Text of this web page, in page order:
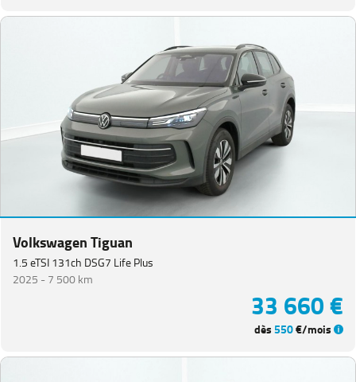
Volkswagen Tiguan
1.5 eTSI 131ch DSG7 Life Plus
2025 -7 500 km
33 660 €
dès550€/mois